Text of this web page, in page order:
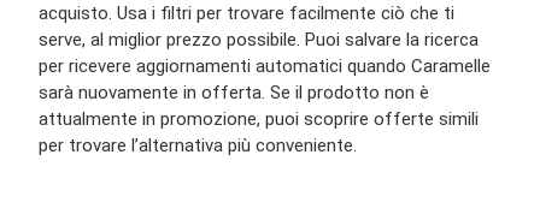
acquisto. Usa i filtri per trovare facilmente ciò che ti
serve, al miglior prezzo possibile. Puoi salvare la ricerca
per ricevere aggiornamenti automatici quando Caramelle
sarà nuovamente in offerta. Se il prodotto non è
attualmente in promozione, puoi scoprire offerte simili
per trovare l’alternativa più conveniente.